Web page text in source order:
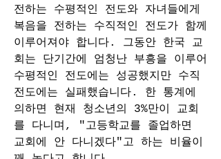
전하는 수평적인 전도와 자녀들에게
복음을 전하는 수직적인 전도가 함께
이루어져야 합니다. 그동안 한국 교
회는 단기간에 엄청난 부흥을 이루어
수평적인 전도에는 성공했지만 수직
전도에는 실패했습니다. 한 통계에
의하면 현재 청소년의 3%만이 교회
를 다니며, "고등학교를 졸업하면
교회에 안 다니겠다"고 하는 비율이